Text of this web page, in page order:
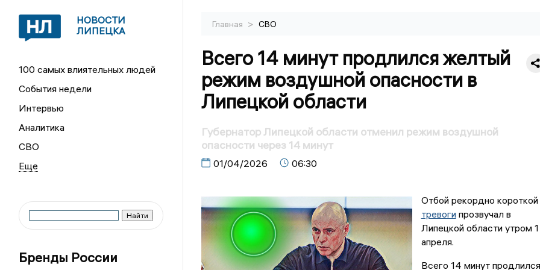
НОВОСТИ
ЛИПЕЦКА
100 самых влиятельных людей
События недели
Интервью
Аналитика
СВО
Бренды России
Главная > СВО
Всего 14 минут продлился желтый
режим воздушной опасности в
Липецкой области
Губернатор Липецкой области отменил режим воздушной
опасности через 14 минут
01/04/2026 06:30
Отбой рекордно короткой
тревогипрозвучал в
Липецкой области утром 1
апреля.
Всего 14 минут продлился